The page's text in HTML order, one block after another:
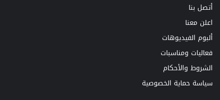
أتصل بنا
اعلن معنا
ألبوم الفيديوهات
فعاليات ومناسبات
الشروط والأحكام
سياسة حماية الخصوصية